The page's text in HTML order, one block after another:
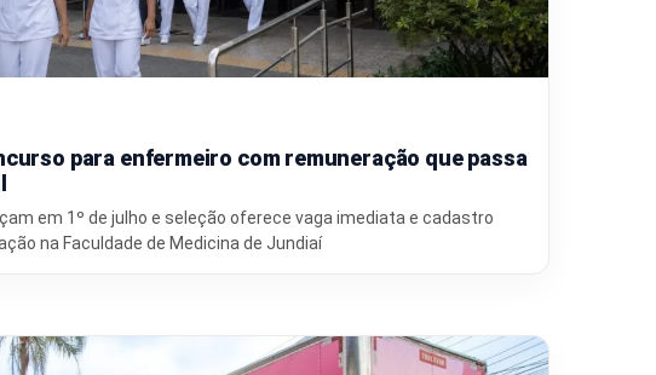
para enfermeiro com remuneração que passa
em 1º de julho e seleção oferece vaga imediata e cadastro
na Faculdade de Medicina de Jundiaí